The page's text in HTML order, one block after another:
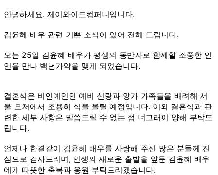
안녕하세요. 제이와이드컴퍼니입니다.
김윤혜 배우 관련 기쁜 소식이 있어 전해 드립니다.
오는 25일 김윤혜 배우가 평생의 동반자로 함께할 소중한 인
연을 만나 백년가약을 맺게 되었습니다.
결혼식은 비연예인인 예비 신랑과 양가 가족들을 배려해 서
울 모처에서 조용히 식을 올릴 예정입니다. 이외 결혼식과 관
련한 세부 사항은 말씀드릴 수 없는 점 너그러이 양해 부탁드
립니다.
언제나 한결같이 김윤혜 배우를 사랑해 주신 많은 분들께 진
심으로 감사드리며, 인생의 새로운 출발을 앞둔 김윤혜 배우
에게 따뜻한 축복과 응원 부탁드리겠습니다.